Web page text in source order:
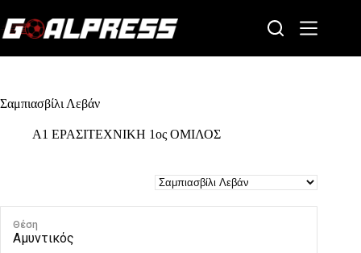
to
content
Σαμπιασβίλι Λεβάν
Α1 ΕΡΑΣΙΤΕΧΝΙΚΗ 1ος ΟΜΙΛΟΣ
Θέση
Αμυντικός